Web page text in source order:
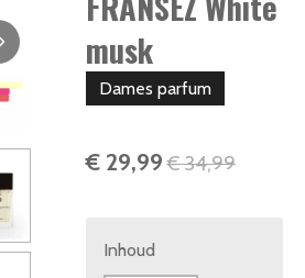
musk
Dames parfum
€ 29,99 € 34,99
Inhoud